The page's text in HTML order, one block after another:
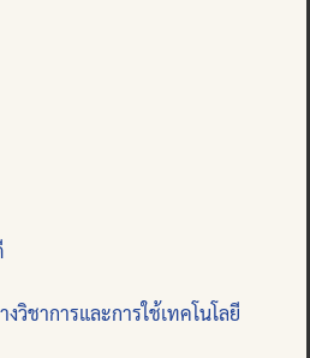
วิชาการและการใช้เทคโนโลยี